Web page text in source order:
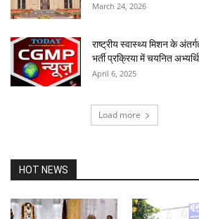
March 24, 2026
राष्ट्रीय स्वास्थ्य मिशन के
भर्ती प्रक्रिया में चयनित
April 6, 2025
Load more
HOT NEWS